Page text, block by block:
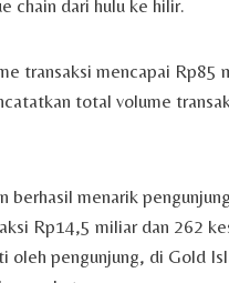
chain dari hulu ke hilir.
transaksi mencapai Rp85
total volume
berhasil menarik
Rp14,5 miliar dan 262
oleh pengunjung, di Gold